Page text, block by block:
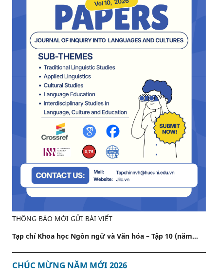
THÔNG BÁO MỜI GỬI BÀI VIẾT
Tạp chí Khoa học Ngôn ngữ và Văn hóa – Tập 10 (năm...
CHÚC MỪNG NĂM MỚI 2026